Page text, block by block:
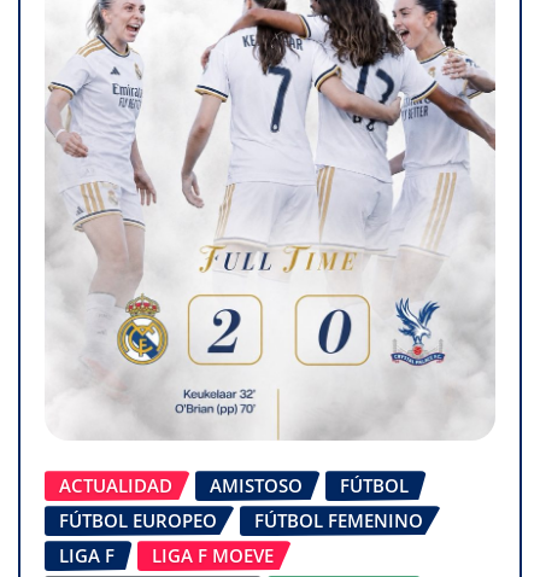
ACTUALIDAD AMISTOSO
FÚTBOL
FÚTBOL EUROPEO
FÚTBOL FEMENINO
LIGA F
LIGA F MOEVE